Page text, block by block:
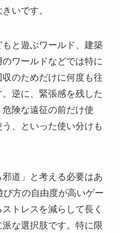
いです。
と遊ぶワールド、建築
ワールドなどでは特に
のためだけに何度も往
逆に、緊張感を残した
険な遠征の前だけ使
、といった使い分けも
道」と考える必要はあ
び方の自由度が高いゲー
トレスを減らして長く
な選択肢です。特に限